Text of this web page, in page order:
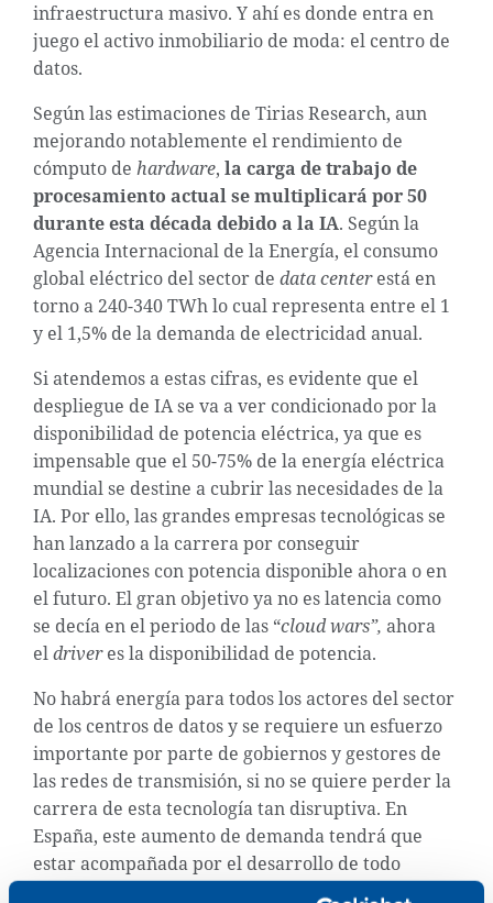
infraestructura masivo. Y ahí es donde entra en
juego el activo inmobiliario de moda: el centro de
datos.
Según las estimaciones de Tirias Research, aun
mejorando notablemente el rendimiento de
cómputo de hardware, la carga de trabajo de
procesamiento actual se multiplicará por 50
durante esta década debido a la IA. Según la
Agencia Internacional de la Energía, el consumo
global eléctrico del sector de data centerestá en
torno a 240-340 TWh lo cual representa entre el 1
y el 1,5% de la demanda de electricidad anual.
Si atendemos a estas cifras, es evidente que el
despliegue de IA se va a ver condicionado por la
disponibilidad de potencia eléctrica, ya que es
impensable que el 50-75% de la energía eléctrica
mundial se destine a cubrir las necesidades de la
IA. Por ello, las grandes empresas tecnológicas se
han lanzado a la carrera por conseguir
localizaciones con potencia disponible ahora o en
el futuro. El gran objetivo ya no es latencia como
se decía en el periodo de las “cloud wars”, ahora
eldriveres la disponibilidad de potencia.
No habrá energía para todos los actores del sector
de los centros de datos y se requiere un esfuerzo
importante por parte de gobiernos y gestores de
las redes de transmisión, si no se quiere perder la
carrera de esta tecnología tan disruptiva. En
España, este aumento de demanda tendrá que
estar acompañada por el desarrollo de todo
nuestro potencial de energías renovables,